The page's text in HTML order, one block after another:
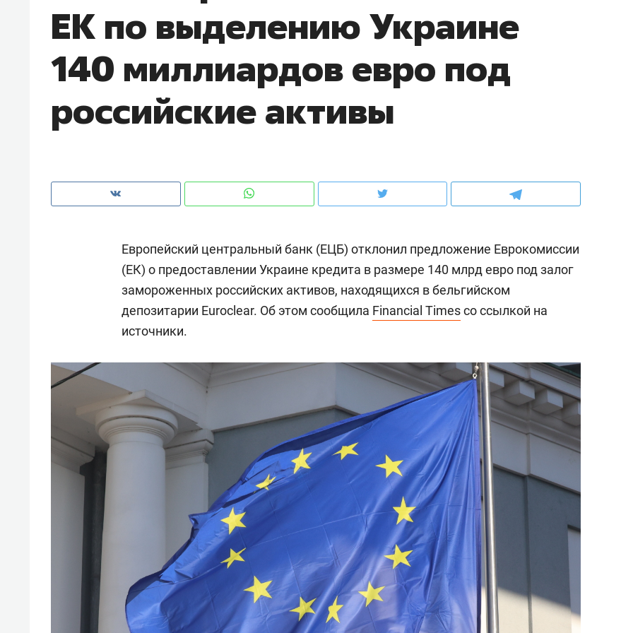
ЕК по выделению Украине
140 миллиардов евро под
российские активы
Европейский центральный банк (ЕЦБ) отклонил предложение Еврокомиссии
(ЕК) о предоставлении Украине кредита в размере 140 млрд евро под залог
замороженных российских активов, находящихся в бельгийском
депозитарии Euroclear. Об этом сообщила Financial Timesсо ссылкой на
источники.
чем интересен Оман?
о трехкратном росте цен, дотошных
клиентах и чудных запросах мастеров налогах и развитии без
Рекомендуем
Падел, фитнес, танцы и даже
ниндзя-зал: как ТРЦ «Франт»
стал Меккой для любителей
Рекомендуем
Психотерапевт «Фороса»:
«Директорский невроз» –
когда человек не считает
свою сверхнагрузку
Рекомендуем
Дизайнер-прораб
Наседкина: «Ремонт
с мебелью за 2